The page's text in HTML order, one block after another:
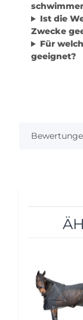
Ist die
Zwecke
Für
geeignet?